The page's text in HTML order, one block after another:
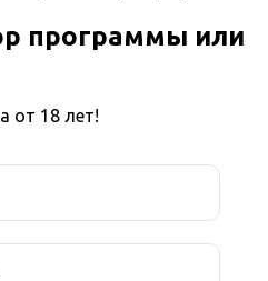
программы или
от 18 лет!